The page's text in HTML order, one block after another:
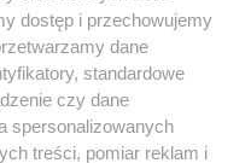
dostęp i przechowujemy
dane
standardowe
czy dane
spersonalizowanych
treści, pomiar reklam i